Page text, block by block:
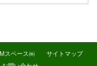
Mスペース㈱
サイトマップ